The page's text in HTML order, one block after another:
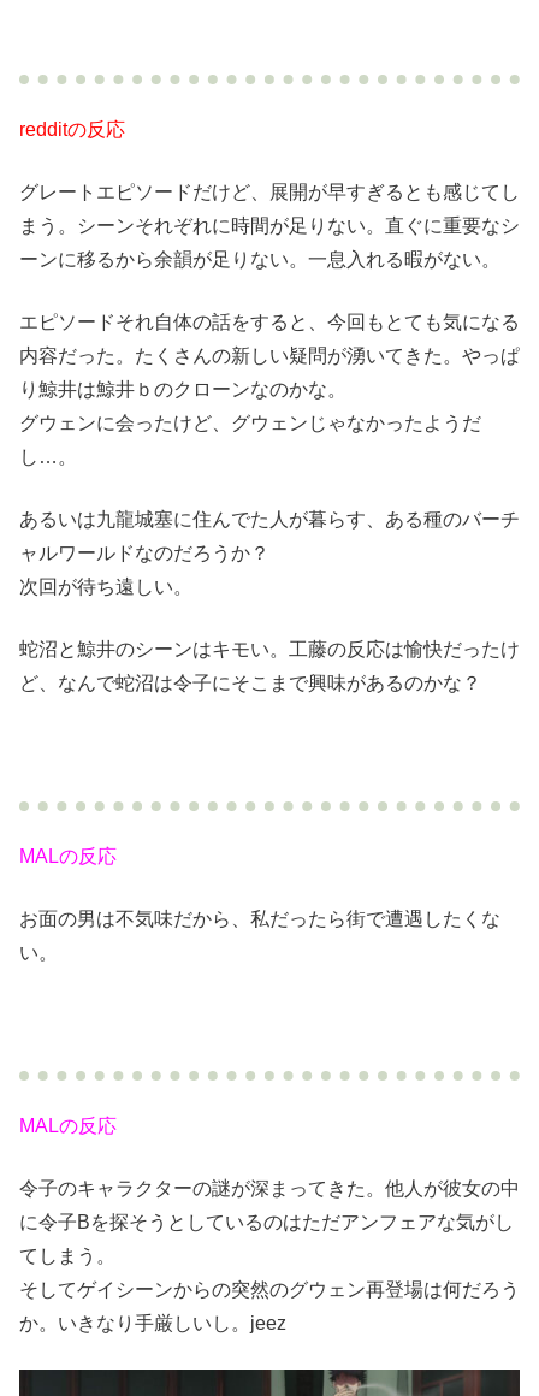
redditの反応
グレートエピソードだけど、展開が早すぎるとも感じてし
まう。シーンそれぞれに時間が足りない。直ぐに重要なシ
ーンに移るから余韻が足りない。一息入れる暇がない。
エピソードそれ自体の話をすると、今回もとても気になる
内容だった。たくさんの新しい疑問が湧いてきた。やっぱ
り鯨井は鯨井ｂのクローンなのかな。
グウェンに会ったけど、グウェンじゃなかったようだ
し…。
あるいは九龍城塞に住んでた人が暮らす、ある種のバーチ
ャルワールドなのだろうか？
次回が待ち遠しい。
蛇沼と鯨井のシーンはキモい。工藤の反応は愉快だったけ
ど、なんで蛇沼は令子にそこまで興味があるのかな？
MALの反応
お面の男は不気味だから、私だったら街で遭遇したくな
い。
MALの反応
令子のキャラクターの謎が深まってきた。他人が彼女の中
に令子Bを探そうとしているのはただアンフェアな気がし
てしまう。
そしてゲイシーンからの突然のグウェン再登場は何だろう
か。いきなり手厳しいし。jeez